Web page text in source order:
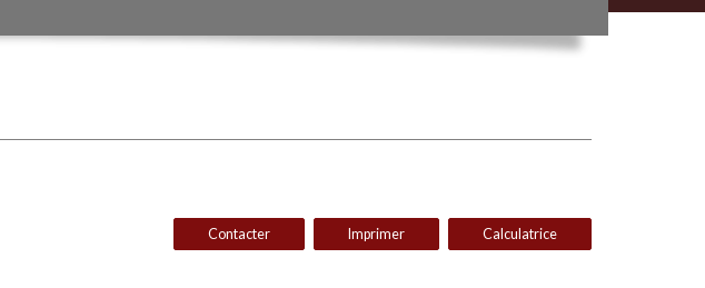
Contacter Imprimer Calculatrice